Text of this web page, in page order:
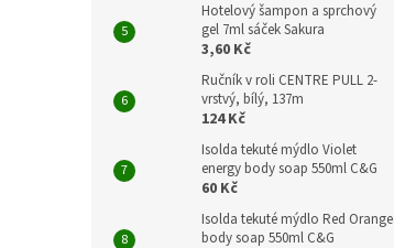
Hotelový šampon a sprchový
gel 7ml sáček Sakura
3,60 Kč
Ručník v roli CENTRE PULL 2-
vrstvý, bílý, 137m
124 Kč
Isolda tekuté mýdlo Violet
energy body soap 550ml C&G
60 Kč
Isolda tekuté mýdlo Red Orange
body soap 550ml C&G